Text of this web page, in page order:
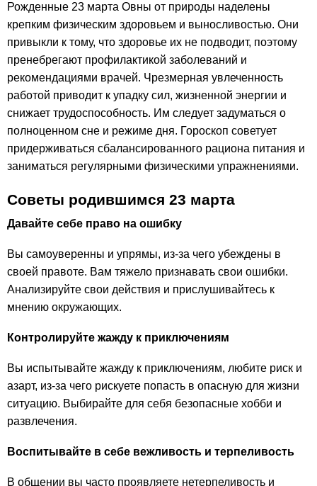
Рожденные 23 марта Овны от природы наделены
крепким физическим здоровьем и выносливостью. Они
привыкли к тому, что здоровье их не подводит, поэтому
пренебрегают профилактикой заболеваний и
рекомендациями врачей. Чрезмерная увлеченность
работой приводит к упадку сил, жизненной энергии и
снижает трудоспособность. Им следует задуматься о
полноценном сне и режиме дня. Гороскоп советует
придерживаться сбалансированного рациона питания и
заниматься регулярными физическими упражнениями.
Советы родившимся 23 марта
Давайте себе право на ошибку
Вы самоуверенны и упрямы, из-за чего убеждены в
своей правоте. Вам тяжело признавать свои ошибки.
Анализируйте свои действия и прислушивайтесь к
мнению окружающих.
Контролируйте жажду к приключениям
Вы испытывайте жажду к приключениям, любите риск и
азарт, из-за чего рискуете попасть в опасную для жизни
ситуацию. Выбирайте для себя безопасные хобби и
развлечения.
Воспитывайте в себе вежливость и терпеливость
В общении вы часто проявляете нетерпеливость и